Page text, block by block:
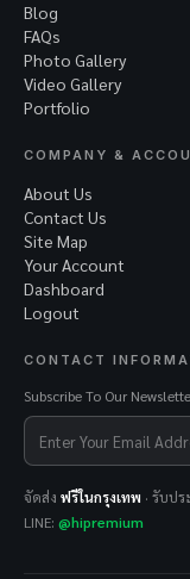
Blog
FAQs
Photo Gallery
Video Gallery
Portfolio
COMPANY &
About Us
Contact Us
Site Map
Your Account
Dashboard
Logout
CONTACT
Subscribe To Our
จัดส่ง ฟรีในกรุงเทพ · รับป
LINE: @hipremium